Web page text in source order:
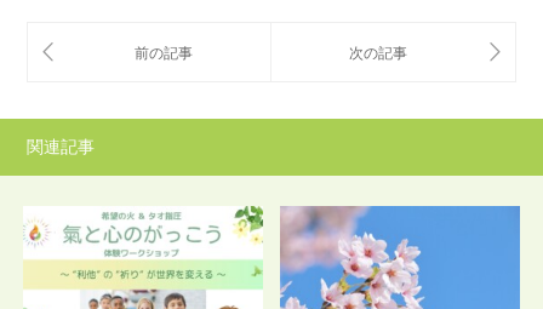
関連記事